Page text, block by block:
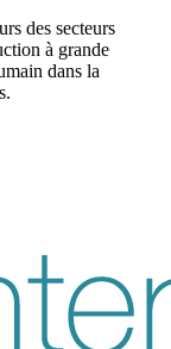
des secteurs
à grande
dans la